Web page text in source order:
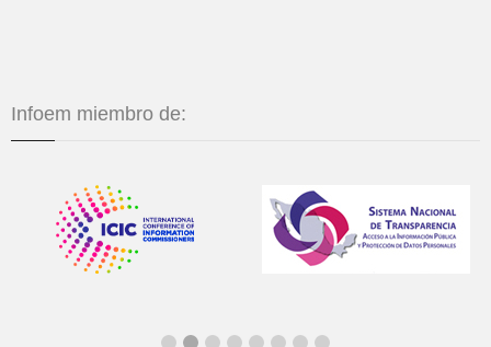
Infoem miembro de: